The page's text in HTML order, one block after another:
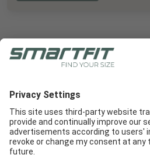
Heinrich-von-Stephan-Str. 5c
79100
Freiburg
Smartfit